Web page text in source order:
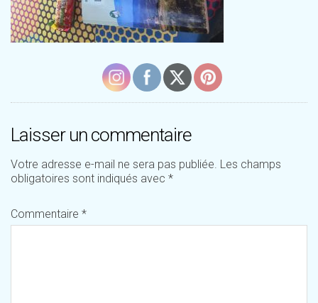
Laisser un commentaire
Votre adresse e-mail ne sera pas publiée. Les champs
obligatoires sont indiqués avec *
Commentaire *